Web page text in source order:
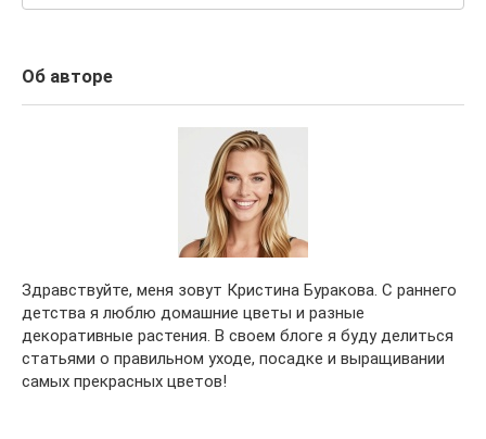
Об авторе
Здравствуйте, меня зовут Кристина Буракова. С раннего
детства я люблю домашние цветы и разные
декоративные растения. В своем блоге я буду делиться
статьями о правильном уходе, посадке и выращивании
самых прекрасных цветов!